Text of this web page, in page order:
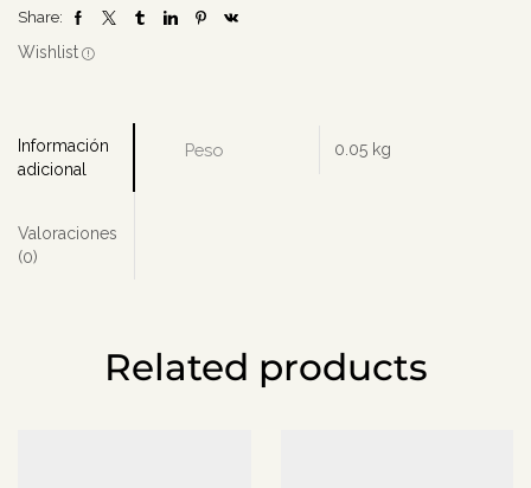
Share:
Wishlist
Información
adicional
Valoraciones
(0)
Peso 0.05 kg
Related products